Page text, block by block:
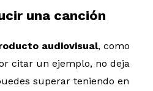
una canción
audiovisual, como
citar un ejemplo, no deja
superar teniendo en